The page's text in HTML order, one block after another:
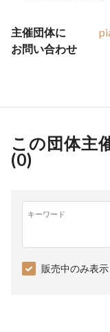
主催団体に
お問い合わせ
この団体主
(0)
キーワード
販売中のみ表示